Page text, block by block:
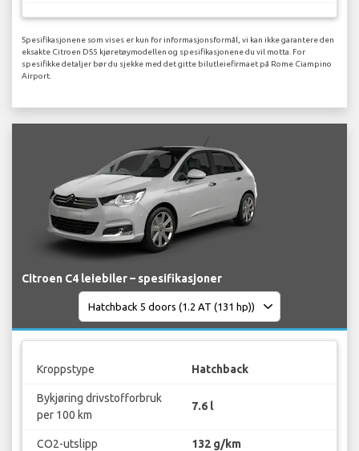
Spesifikasjonene som vises er kun for informasjonsformål, vi kan ikke garantere den
eksakte Citroen DS5 kjøretøymodellen og spesifikasjonene du vil motta. For
spesifikke detaljer bør du sjekke med det gitte bilutleiefirmaet på Rome Ciampino
Airport.
Citroen C4 leiebiler – spesifikasjoner
Kroppstype Hatchback
Bykjøring drivstofforbruk
per 100 km
7.6 l
CO2-utslipp 132 g/km